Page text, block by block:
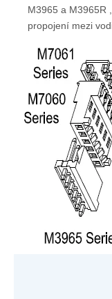
M3965 a M3965R
propojení mezi